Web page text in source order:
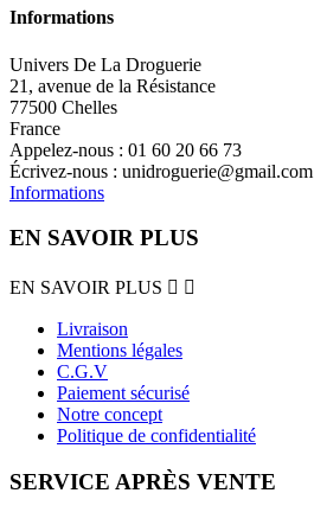
Informations
Univers De La Droguerie
21, avenue de la Résistance
77500 Chelles
France
Appelez-nous : 01 60 20 66 73
Écrivez-nous : unidroguerie@gmail.com
Informations
EN SAVOIR PLUS
EN SAVOIR PLUS  
Livraison
Mentions légales
C.G.V
Paiement sécurisé
Notre concept
Politique de confidentialité
SERVICE APRÈS VENTE